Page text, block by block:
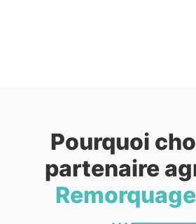
Pourquoi
partenaire